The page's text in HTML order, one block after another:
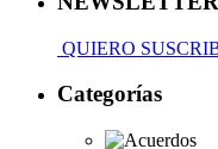
QUIERO
Categorías